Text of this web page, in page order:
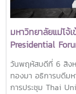
มหาวิทยาลัยแม่โจ้
Presidential
วันพฤหัสบดีที่ 6 สิงห
ทองมา อธิการบดีมห
การประชุม Thai